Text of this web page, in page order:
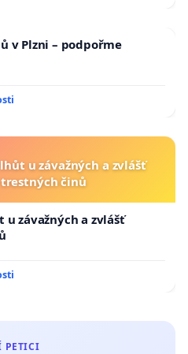
v Plzni – podpořme
u závažných a zvlášť
činů
závažných a zvlášť
PETICI